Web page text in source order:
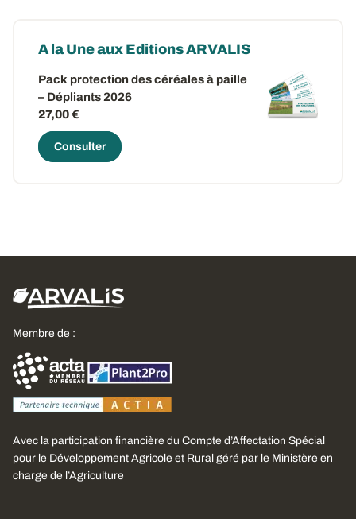
A la Une aux Editions ARVALIS
Pack protection des céréales à paille
– Dépliants 2026
27,00 €
Consulter
Membre de :
Avec la participation financière du Compte d’Affectation Spécial
pour le Développement Agricole et Rural géré par le Ministère en
charge de l’Agriculture